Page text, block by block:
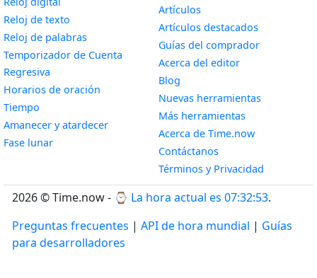
Reloj de texto
Reloj de palabras
Temporizador de Cuenta
Regresiva
Horarios de oración
Tiempo
Amanecer y atardecerWidget
Fase lunarWidget
Artículos
Artículos destacados
Guías del comprador
Acerca del editor
Blog
Nuevas herramientas
Más herramientas
Acerca de Time.now
Contáctanos
Términos y Privacidad
2026 © Time.now - ⌚ La hora actual es 07:32:54.
Preguntas frecuentes | API de hora mundial | Guías
para desarrolladores